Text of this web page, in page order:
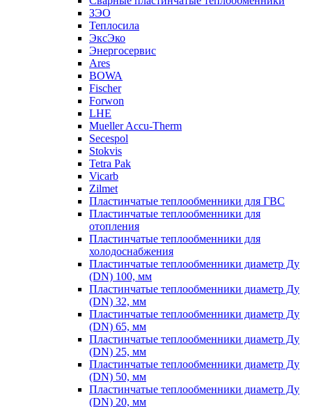
ЗЭО
Теплосила
ЭксЭко
Энергосервис
Ares
BOWA
Fischer
Forwon
LHE
Mueller Accu-Therm
Secespol
Stokvis
Tetra Pak
Vicarb
Zilmet
Пластинчатые теплообменники для ГВС
Пластинчатые теплообменники для
отопления
Пластинчатые теплообменники для
холодоснабжения
Пластинчатые теплообменники диаметр Ду
(DN) 100, мм
Пластинчатые теплообменники диаметр Ду
(DN) 32, мм
Пластинчатые теплообменники диаметр Ду
(DN) 65, мм
Пластинчатые теплообменники диаметр Ду
(DN) 25, мм
Пластинчатые теплообменники диаметр Ду
(DN) 50, мм
Пластинчатые теплообменники диаметр Ду
(DN) 20, мм